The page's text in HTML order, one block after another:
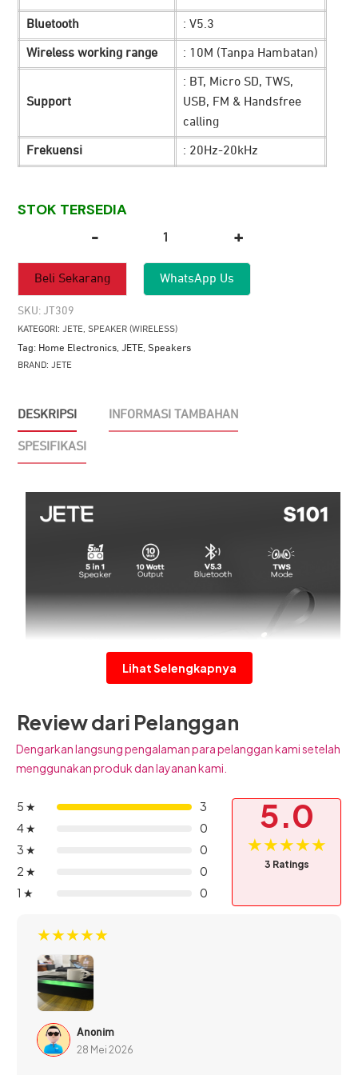
Rp 249.900.
Bluetooth : V5.3
Wireless working range : 10M (Tanpa Hambatan)
Support
: BT, Micro SD, TWS,
USB, FM & Handsfree
calling
Frekuensi : 20Hz-20kHz
STOK TERSEDIA
-
Speaker
JETE
+
Beli Sekarang WhatsApp Us
SKU: JT309
KATEGORI: JETE, SPEAKER (WIRELESS)
Tag: Home Electronics, JETE, Speakers
BRAND: JETE
DESKRIPSI INFORMASI TAMBAHAN
SPESIFIKASI
Speaker Bluetooth JETE S101 Series adalah pilihan tepat
bagi pengguna yang dalam mendengarkan musik tak
terlupakan. Dengan teknologi audio terkini, desain yang
Lihat Selengkapnya
Review dari Pelanggan
Dengarkan langsung pengalaman para pelanggan kami setelah
menggunakan produk dan layanan kami.
5 ★
3
4 ★
0
3 ★
0
2 ★
0
1 ★
0
5.0
★★★★★
3 Ratings
★★★★★
Anonim
28 Mei 2026